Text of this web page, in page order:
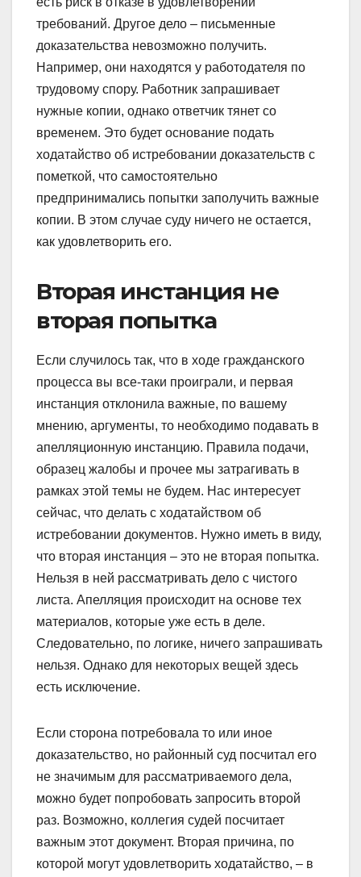
требований. Другое дело – письменные
доказательства невозможно получить.
Например, они находятся у работодателя по
трудовому спору. Работник запрашивает
нужные копии, однако ответчик тянет со
временем. Это будет основание подать
ходатайство об истребовании доказательств с
пометкой, что самостоятельно
предпринимались попытки заполучить важные
копии. В этом случае суду ничего не остается,
как удовлетворить его.
Вторая инстанция не
вторая попытка
Если случилось так, что в ходе гражданского
процесса вы все-таки проиграли, и первая
инстанция отклонила важные, по вашему
мнению, аргументы, то необходимо подавать в
апелляционную ин­станцию. Правила подачи,
образец жалобы и прочее мы затрагивать в
рамках этой темы не будем. Нас интересует
сейчас, что делать с ходатайством об
истребовании документов. Нужно иметь в виду,
что вторая инстанция – это не вторая попытка.
Нельзя в ней рассматривать дело с чистого
листа. Апелляция происходит на основе тех
материалов, которые уже есть в деле.
Следовательно, по логике, ничего запрашивать
нельзя. Однако для некоторых вещей здесь
есть исключение.
Если сторона потребовала то или иное
доказательство, но районный суд посчитал его
не значимым для рассматриваемого дела,
можно будет попробовать запросить второй
раз. Возможно, коллегия судей посчитает
важным этот документ. Вторая причина, по
которой могут удовлетворить ходатайство, – в